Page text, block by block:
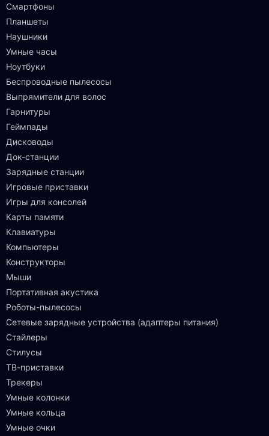
Смартфоны
Планшеты
Наушники
Умные часы
Ноутбуки
Беспроводные пылесосы
Выпрямители для волос
Гарнитуры
Геймпады
Дисководы
Док-станции
Зарядные станции
Игровые приставки
Игры для консолей
Карты памяти
Клавиатуры
Компьютеры
Конструкторы
Мыши
Портативная акустика
Роботы-пылесосы
Сетевые зарядные устройства (адаптеры питания)
Стайлеры
Стилусы
ТВ-приставки
Трекеры
Умные колонки
Умные кольца
Умные очки